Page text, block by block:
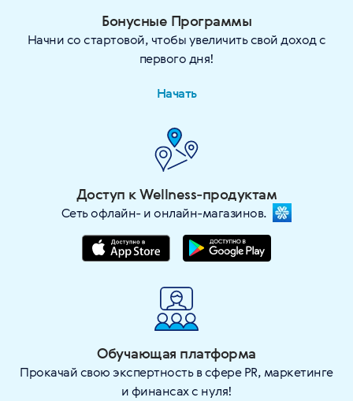
Бонусные Программы
Начни со стартовой, чтобы увеличить свой доход с
первого дня!
Начать
Доступ к Wellness-продуктам
Сеть офлайн- и онлайн-магазинов.
Обучающая платформа
Прокачай свою экспертность в сфере PR, маркетинге
и финансах с нуля!